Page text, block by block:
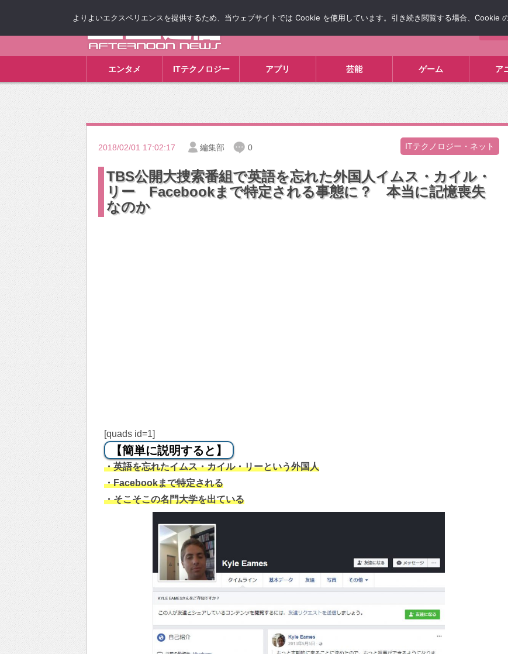
エンタメ ITテクノロジー アプリ 芸能 ゲーム ア
2018/02/01 17:02:17 編集部 0 ITテクノロジー・ネット
TBS公開大捜索番組で英語を忘れた外国人イムス・カイル・
リー Facebookまで特定される事態に？ 本当に記憶喪失
なのか
[quads id=1]
【簡単に説明すると】
・英語を忘れたイムス・カイル・リーという外国人
・Facebookまで特定される
・そこそこの名門大学を出ている
よりよいエクスペリエンスを提供するため、当ウェブサイトでは Cookie を使用しています。引き続き閲覧する場合、Cookie